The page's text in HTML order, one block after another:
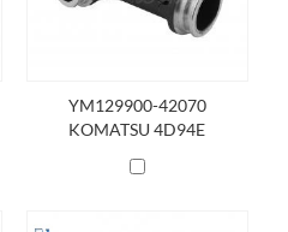
YM129900-42070
KOMATSU 4D94E